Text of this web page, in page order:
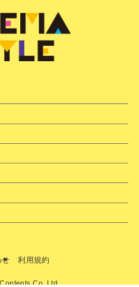
せ 利用規約
Co.,Ltd.